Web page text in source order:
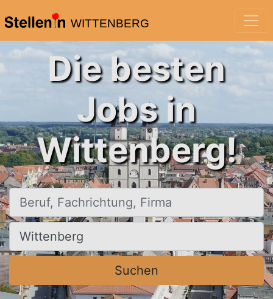
WITTENBERG
Die besten
Jobs in
Wittenberg!
Beruf, Fachrichtung, Firma
Ort, Stadt
Suchen